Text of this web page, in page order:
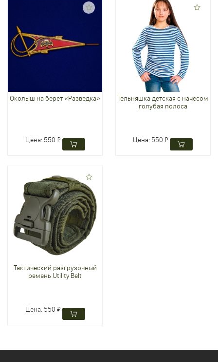
Околыш на берет «Разведка»
Цена: 550 ₽
Тельняшка детская с начесом
голубая полоса
Цена: 550 ₽
Тактический разгрузочный
ремень Utility Belt
Цена: 550 ₽